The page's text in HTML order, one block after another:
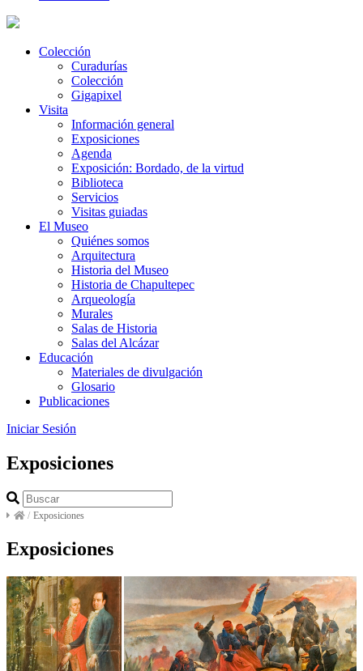
Colección
Curadurías
Colección
Gigapixel
Visita
Información general
Exposiciones
Agenda
Exposición: Bordado, de la virtud
Biblioteca
Servicios
Visitas guiadas
El Museo
Quiénes somos
Arquitectura
Historia del Museo
Historia de Chapultepec
Arqueología
Murales
Salas de Historia
Salas del Alcázar
Educación
Materiales de divulgación
Glosario
Publicaciones
Iniciar Sesión
Exposiciones
/ Exposiciones
Exposiciones